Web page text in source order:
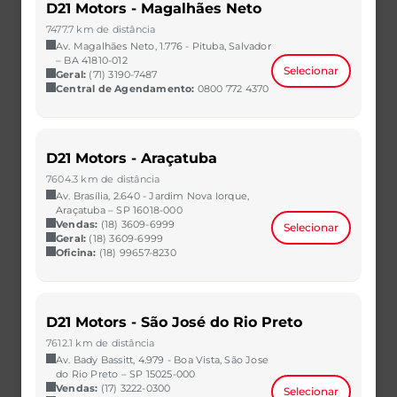
TIGGO 8 PRO
TIGGO 8 PRO PHEV
Vendas
Concessionárias
Consórcio
Pós-Vendas
Central de Agendamento
Serviços
Garantia
Recall
D21 Motors - Magalhães Neto
7477.7 km de distância
Av. Magalhães Neto, 1.776 - Pituba, Salvador
– BA 41810-012
Geral: (71) 3190-7487
Central de Agendamento: 0800 772 4370
Selecionar
D21 Motors - Araçatuba
7604.3 km de distância
Av. Brasília, 2.640 - Jardim Nova Iorque,
Araçatuba – SP 16018-000
Vendas: (18) 3609-6999
Geral: (18) 3609-6999
Oficina: (18) 99657-8230
Selecionar
D21 Motors - São José do Rio Preto
7612.1 km de distância
Av. Bady Bassitt, 4.979 - Boa Vista, São Jose
do Rio Preto – SP 15025-000
Vendas: (17) 3222-0300
Selecionar